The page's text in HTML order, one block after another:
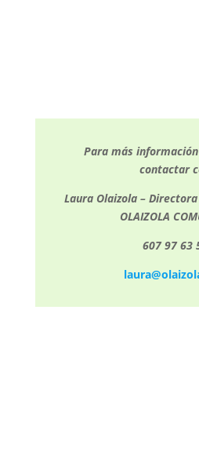
Para más
contactar
Laura Olaizola –
OLAIZOLA
607 97 63